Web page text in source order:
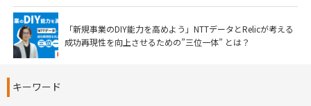
「新規事業のDIY能力を高めよう」NTTデータとRelicが考える
成功再現性を向上させるための”三位一体” とは？
キーワード